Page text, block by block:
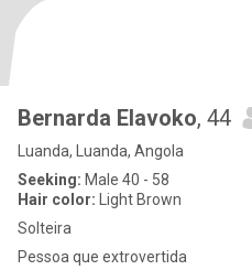
Bernarda Elavoko, 44
Luanda, Luanda, Angola
Seeking: Male 40 - 58
Hair color: Light Brown
Solteira
Pessoa que extrovertida